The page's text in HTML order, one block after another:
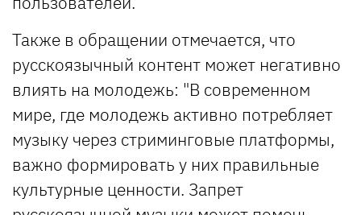
Также в обращении отмечается, что
русскоязычный контент может негативно
влиять на молодежь: "В современном
мире, где молодежь активно потребляет
музыку через стриминговые платформы,
важно формировать у них правильные
культурные ценности. Запрет